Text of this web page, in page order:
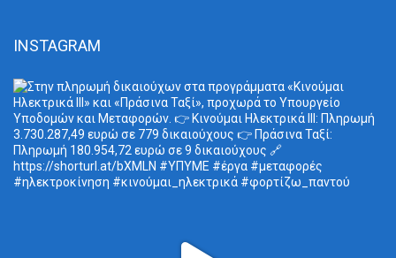
INSTAGRAM